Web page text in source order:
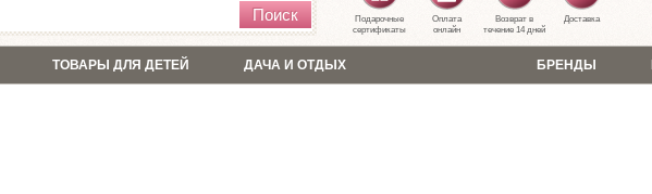
Поиск
Подарочные
сертификаты
Оплата
онлайн
Возврат в
течение 14 дней
Доставка
ТОВАРЫ ДЛЯ ДЕТЕЙ ДАЧА И ОТДЫХ БРЕНДЫ